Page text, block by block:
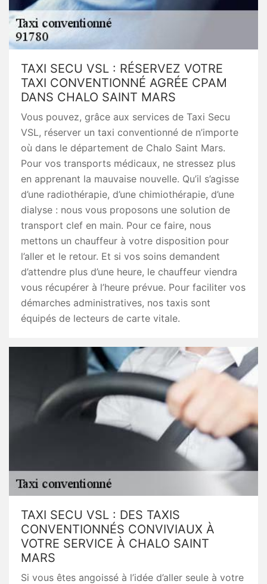
TAXI SECU VSL : RÉSERVEZ VOTRE
TAXI CONVENTIONNÉ AGRÉE CPAM
DANS CHALO SAINT MARS
Vous pouvez, grâce aux services de Taxi Secu
VSL, réserver un taxi conventionné de n’importe
où dans le département de Chalo Saint Mars.
Pour vos transports médicaux, ne stressez plus
en apprenant la mauvaise nouvelle. Qu’il s’agisse
d’une radiothérapie, d’une chimiothérapie, d’une
dialyse : nous vous proposons une solution de
transport clef en main. Pour ce faire, nous
mettons un chauffeur à votre disposition pour
l’aller et le retour. Et si vos soins demandent
d’attendre plus d’une heure, le chauffeur viendra
vous récupérer à l’heure prévue. Pour faciliter vos
démarches administratives, nos taxis sont
équipés de lecteurs de carte vitale.
TAXI SECU VSL : DES TAXIS
CONVENTIONNÉS CONVIVIAUX À
VOTRE SERVICE À CHALO SAINT
MARS
Si vous êtes angoissé à l’idée d’aller seule à votre